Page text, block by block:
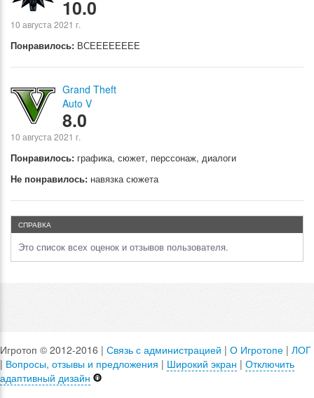
10.0
10 августа 2021 г.
Понравилось: ВСЕЕЕЕЕЕЕЕ
Grand Theft
Auto V
8.0
10 августа 2021 г.
Понравилось: графика, сюжет, перссонаж, диалоги
Не понравилось: навязка сюжета
СПРАВКА
Это список всех оценок и отзывов пользователя.
Игротоп © 2012-2016 | Связь с администрацией | О Игротопе | ЛОГ
| Вопросы, отзывы и предложения | Широкий экран | Отключить
адаптивный дизайн